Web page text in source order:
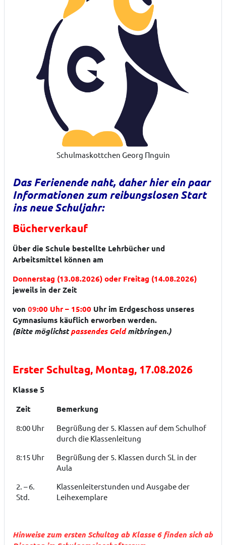
Schulmaskottchen Georg Πnguin
Das Ferienende naht, daher hier ein paar
Informationen zum reibungslosen Start
ins neue Schuljahr:
Bücherverkauf
Über die Schule bestellte Lehrbücher und
Arbeitsmittel können am
Donnerstag (13.08.2026) oder Freitag (14.08.2026)
jeweils in der Zeit
von 09:00 Uhr – 15:00 Uhr im Erdgeschoss unseres
Gymnasiums käuflich erworben werden.
(Bitte möglichstpassendes Geldmitbringen.)
Erster Schultag, Montag, 17.08.2026
Klasse 5
Zeit Bemerkung
8:00 Uhr
Begrüßung der 5. Klassen auf dem Schulhof
durch die Klassenleitung
8:15 Uhr
Begrüßung der 5. Klassen durch SL in der
Aula
2. – 6.
Std.
Klassenleiterstunden und Ausgabe der
Leihexemplare
Hinweise zum ersten Schultag ab Klasse 6 finden sich ab